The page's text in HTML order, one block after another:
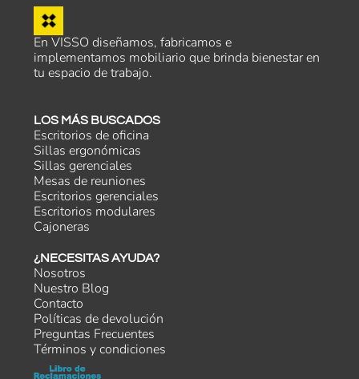
En VISSO diseñamos, fabricamos e
implementamos mobiliario que brinda bienestar en
tu espacio de trabajo.
LOS MÁS BUSCADOS
Escritorios de oficina
Sillas ergonómicas
Sillas gerenciales
Mesas de reuniones
Escritorios gerenciales
Escritorios modulares
Cajoneras
¿NECESITAS AYUDA?
Nosotros
Nuestro Blog
Contacto
Políticas de devolución
Preguntas Frecuentes
Términos y condiciones